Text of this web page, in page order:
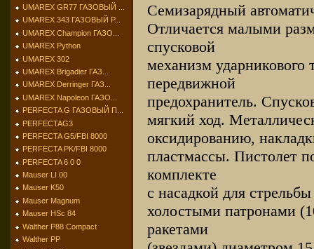
UMAREX GR77 ГАЗОВЫЙ ...
UMAREX 343 ГАЗОВЫЙ Р...
UMAREX Champion ГАЗО...
UMAREX Python
UMAREX 302
UMAREX Brigadier ГАЗ...
UMAREX Derringer ГАЗ...
UMAREX Napoleon ГАЗО...
PERFECTA G ГАЗОВЫЙ П...
PERFECTAG3
PERFECTA G5/FBI 8000
PERFECTA PK/FBI 8000
PERFECTA 6 0 0
Mauser LI 00
Mauser K50
Mauser Magnum
Mauser HSc 84
Walther P88 Compact
Walther PP
Семизарядный
Отличается малыми
спусковой
механизм ударникового
передвижной
предохранитель.
мягкий ход.
оксидированию,
пластмассы. Пистолет
комплекте
с насадкой для
холостыми патронами
ракетами